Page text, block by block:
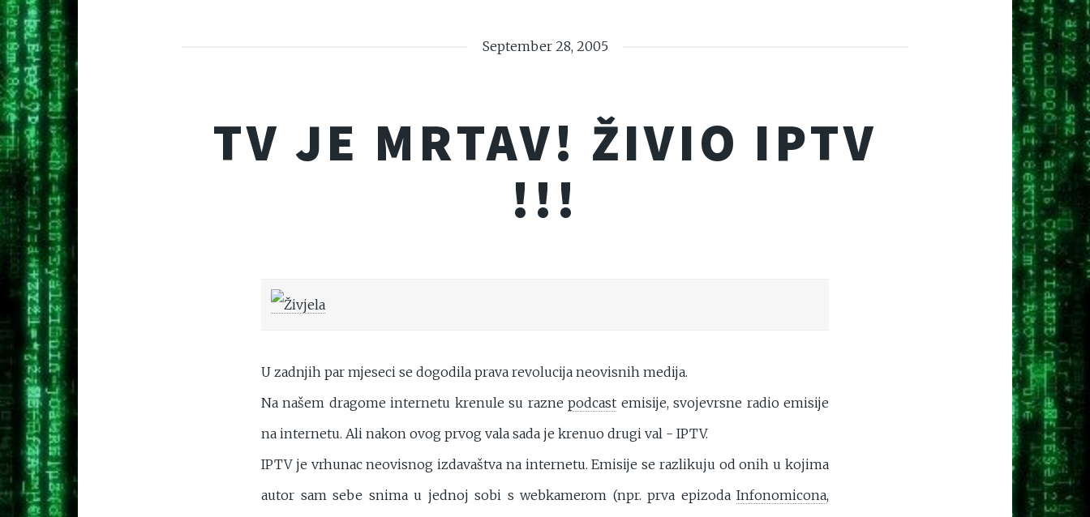
September 28, 2005
TV JE MRTAV! ŽIVIO IPTV
!!!
U zadnjih par mjeseci se dogodila prava revolucija neovisnih medija.
Na našem dragome internetu krenule su raznepodcast emisije, svojevrsne radio emisije
na internetu. Ali nakon ovog prvog vala sada je krenuo drugi val - IPTV.
IPTV je vrhunac neovisnog izdavaštva na internetu. Emisije se razlikuju od onih u kojima
autor sam sebe snima u jednoj sobi s webkamerom (npr. prva epizoda Infonomicona,